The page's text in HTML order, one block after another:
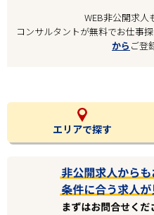
WEB非公開求人
コンサルタントが無料でお仕事
から ご登
エリアで探す